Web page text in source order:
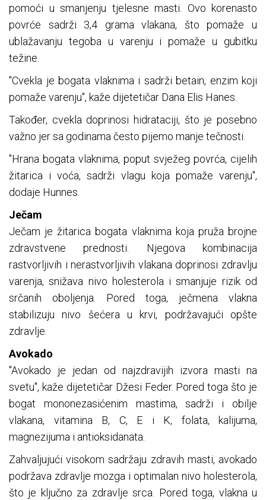
pomoći u smanjenju tjelesne masti. Ovo korenasto
povrće sadrži 3,4 grama vlakana, što pomaže u
ublažavanju tegoba u varenju i pomaže u gubitku
težine.
"Cvekla je bogata vlaknima i sadrži betain, enzim koji
pomaže varenju", kaže dijetetičar Dana Elis Hanes.
Također, cvekla doprinosi hidrataciji, što je posebno
važno jer sa godinama često pijemo manje tečnosti.
"Hrana bogata vlaknima, poput svježeg povrća, cijelih
žitarica i voća, sadrži vlagu koja pomaže varenju",
dodaje Hunnes.
Ječam
Ječam je žitarica bogata vlaknima koja pruža brojne
zdravstvene prednosti. Njegova kombinacija
rastvorljivih i nerastvorljivih vlakana doprinosi zdravlju
varenja, snižava nivo holesterola i smanjuje rizik od
srčanih oboljenja. Pored toga, ječmena vlakna
stabilizuju nivo šećera u krvi, podržavajući opšte
zdravlje.
Avokado
"Avokado je jedan od najzdravijih izvora masti na
svetu", kaže dijetetičar Džesi Feder. Pored toga što je
bogat mononezasićenim mastima, sadrži i obilje
vlakana, vitamina B, C, E i K, folata, kalijuma,
magnezijuma i antioksidanata.
Zahvaljujući visokom sadržaju zdravih masti, avokado
podržava zdravlje mozga i optimalan nivo holesterola,
što je ključno za zdravlje srca. Pored toga, vlakna u